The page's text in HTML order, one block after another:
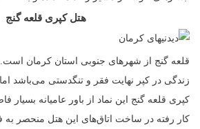
هتل کپری قلعه گنج
قلعه گنج از شهر‌های جنوبی استان کرمان است.
زندگی در کپر نهایت فقر و تنگدستی می‌باشد
کپری قلعه گنج این نماد از باور عامیانه بسیار
کار رفته در ساخت اتاق‌های این هتل منحصر